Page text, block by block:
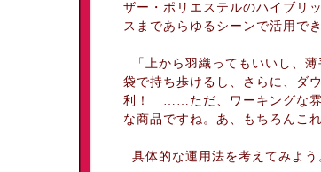
ザー・ポリエステルのハイブリ
スまであらゆるシーンで活用で
「上から羽織ってもいいし、
袋で持ち歩けるし、さらに、ダ
利！ ……ただ、ワーキングな雰
な商品ですね。あ、もちろんこ
具体的な運用法を考えてみよう